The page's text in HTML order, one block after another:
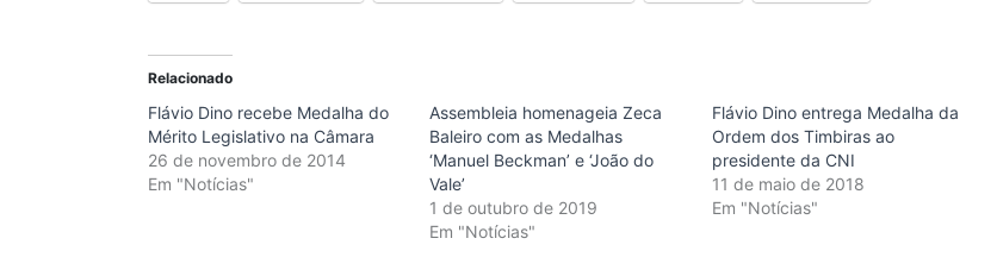
Relacionado
Flávio Dino recebe Medalha do
Mérito Legislativo na Câmara
26 de novembro de 2014
Em "Notícias"
Assembleia homenageia Zeca
Baleiro com as Medalhas
‘Manuel Beckman’ e ‘João do
Vale’
1 de outubro de 2019
Em "Notícias"
Flávio Dino entrega Medalha da
Ordem dos Timbiras ao
presidente da CNI
11 de maio de 2018
Em "Notícias"